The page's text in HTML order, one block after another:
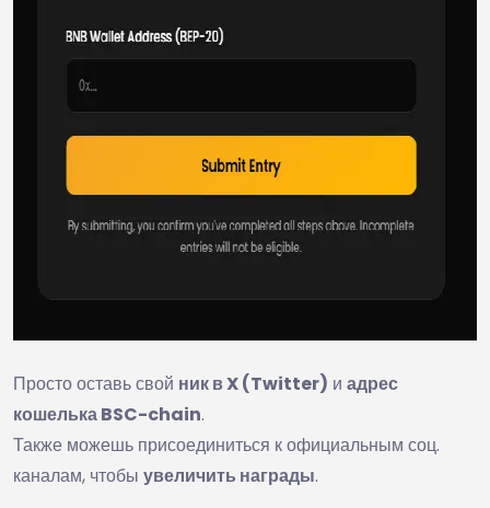
Просто оставь свой ник в X (Twitter) и адрес
кошелька BSC-chain.
Также можешь присоединиться к официальным соц.
каналам, чтобы увеличить награды.